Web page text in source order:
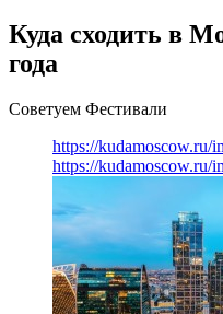
Куда сходить в
года
Советуем Фестивали
https://kudamoscow.ru/
https://kudamoscow.ru/